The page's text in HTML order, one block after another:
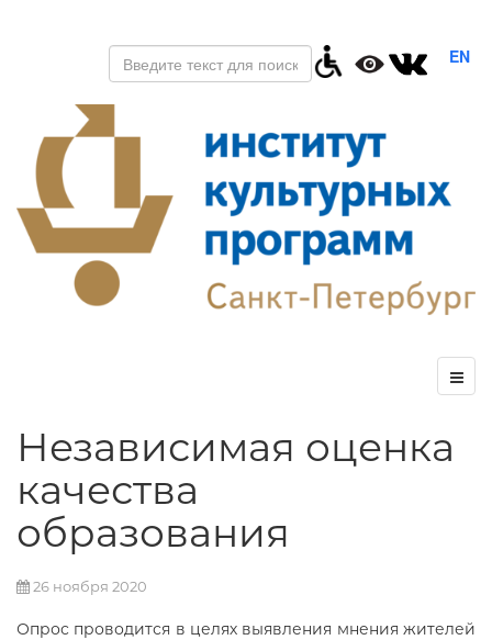
EN
Независимая оценка
качества
образования
26 ноября 2020
Опрос проводится в целях выявления мнения жителей